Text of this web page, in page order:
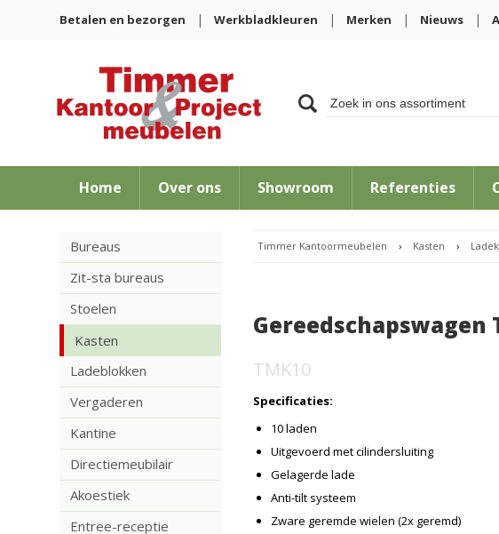
Betalen en bezorgen Werkbladkleuren Merken Nieuws
Home Over ons Showroom Referenties
Bureaus
Zit-sta bureaus
Stoelen
Kasten
Ladeblokken
Vergaderen
Kantine
Directiemeubilair
Akoestiek
Entree-receptie
Timmer Kantoormeubelen › Kasten ›
Gereedschapswagen
TMK10
Specificaties:
10 laden
Uitgevoerd met cilindersluiting
Gelagerde lade
Anti-tilt systeem
Zware geremde wielen (2x geremd)